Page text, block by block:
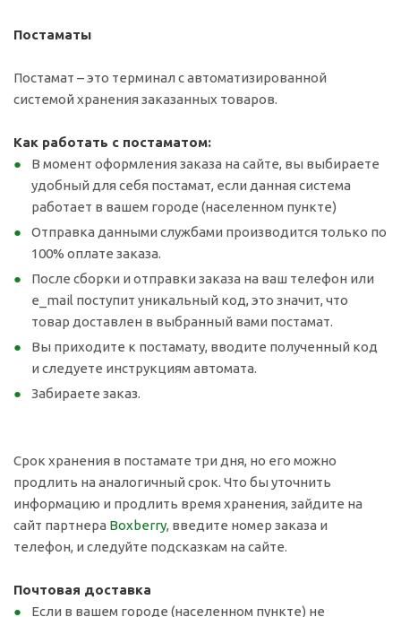
Постаматы
Постамат – это терминал с автоматизированной
системой хранения заказанных товаров.
Как работать с постаматом:
В момент оформления заказа на сайте, вы выбираете
удобный для себя постамат, если данная система
работает в вашем городе (населенном пункте)
Отправка данными службами производится только по
100% оплате заказа.
После сборки и отправки заказа на ваш телефон или
e_mail поступит уникальный код, это значит, что
товар доставлен в выбранный вами постамат.
Вы приходите к постамату, вводите полученный код
и следуете инструкциям автомата.
Забираете заказ.
Срок хранения в постамате три дня, но его можно
продлить на аналогичный срок. Что бы уточнить
информацию и продлить время хранения, зайдите на
сайт партнера Boxberry, введите номер заказа и
телефон, и следуйте подсказкам на сайте.
Почтовая доставка
Если в вашем городе (населенном пункте) не